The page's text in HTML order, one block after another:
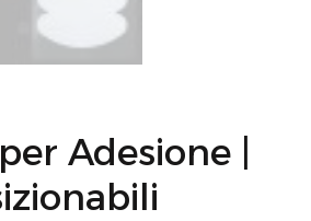
Adesione |